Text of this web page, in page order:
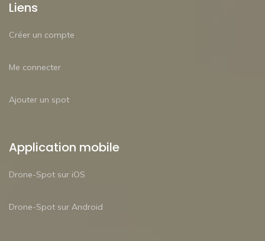
Liens
Créer un compte
Me connecter
Ajouter un spot
Application mobile
Drone-Spot sur iOS
Drone-Spot sur Android